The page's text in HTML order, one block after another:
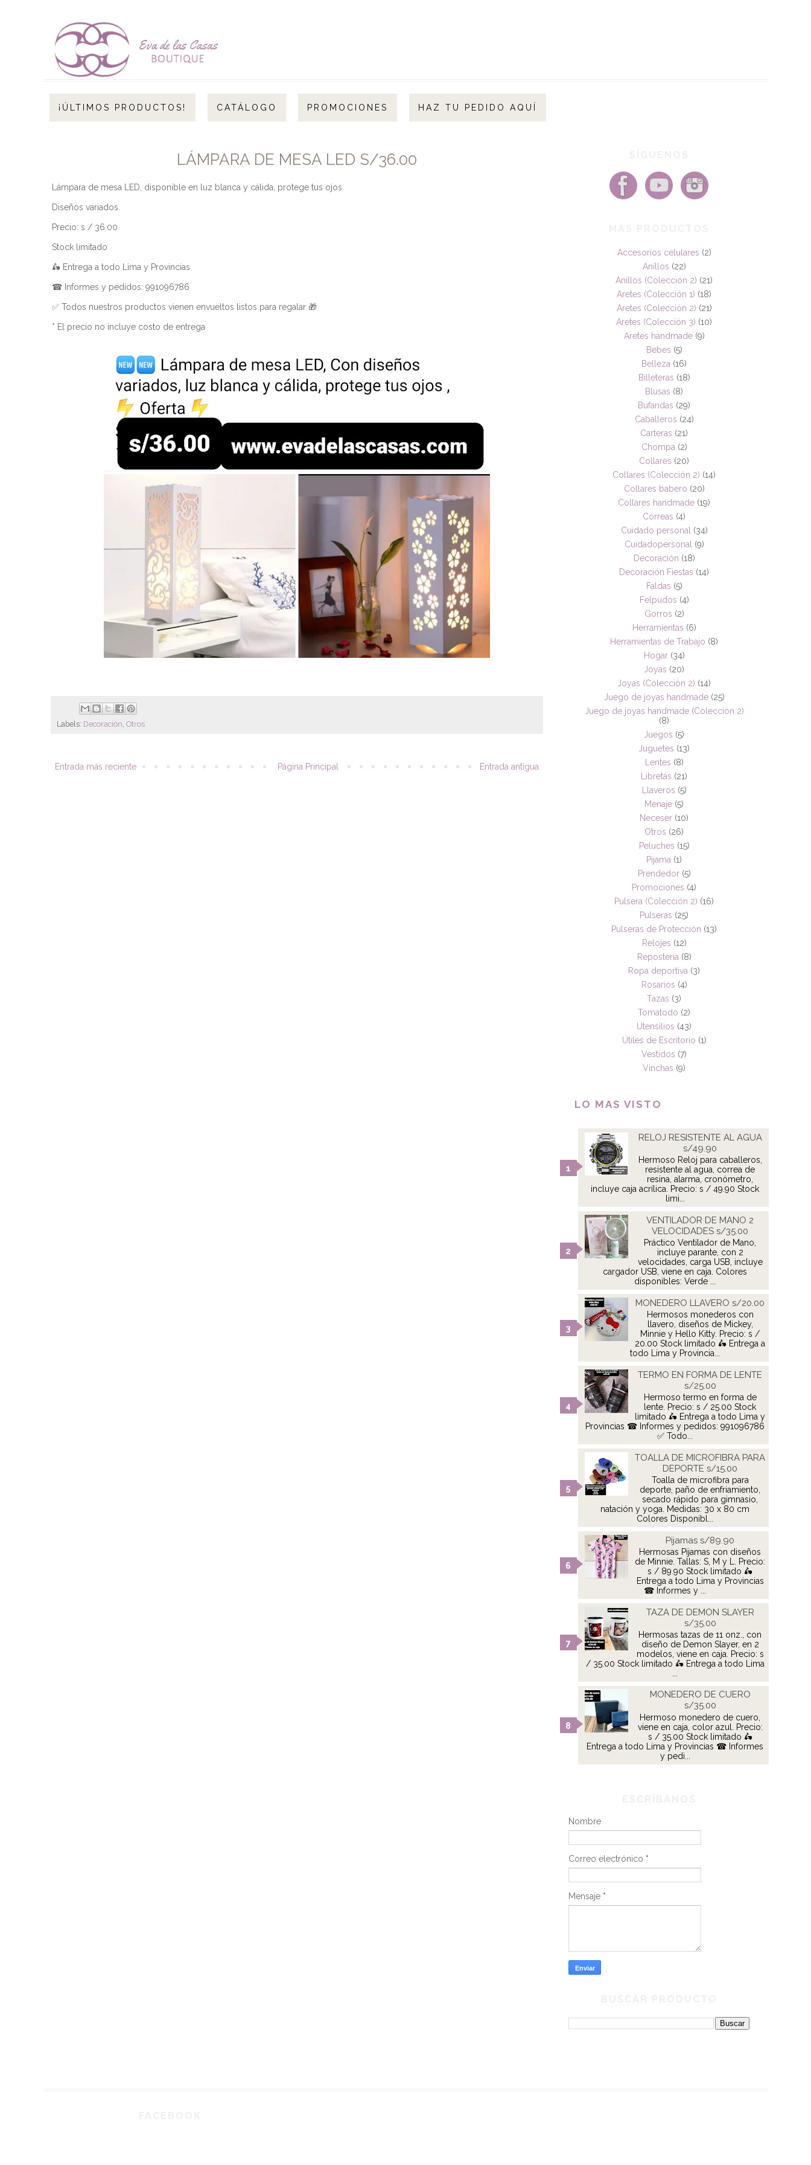
¡ÚLTIMOS PRODUCTOS! CATÁLOGO PROMOCIONES HAZ TU PEDIDO AQUÍ
LÁMPARA DE MESA LED S/36.00
Lámpara de mesa LED, disponible en luz blanca y cálida, protege tus ojos.
Diseños variados.
Precio: s / 36.00
Stock limitado
🛵 Entrega a todo Lima y Provincias
☎ Informes y pedidos: 991096786
✅ Todos nuestros productos vienen envueltos listos para regalar 🎁
* El precio no incluye costo de entrega
Labels: Decoración, Otros
Entrada más reciente Entrada antigua
Página Principal
Accesorios celulares (2)
Anillos (22)
Anillos (Colección 2) (21)
Aretes (Colección 1) (18)
Aretes (Colección 2) (21)
Aretes (Colección 3) (10)
Aretes handmade (9)
Bebes (5)
Belleza (16)
Billeteras (18)
Blusas (8)
Bufandas (29)
Caballeros (24)
Carteras (21)
Chompa (2)
Collares (20)
Collares (Colección 2) (14)
Collares babero (20)
Collares handmade (19)
Correas (4)
Cuidado personal (34)
Cuidadopersonal (9)
Decoración (18)
Decoración Fiestas (14)
Faldas (5)
Felpudos (4)
Gorros (2)
Herramientas (6)
Herramientas de Trabajo (8)
Hogar (34)
Joyas (20)
Joyas (Colección 2) (14)
Juego de joyas handmade (25)
Juego de joyas handmade (Colección 2)
(8)
Juegos (5)
Juguetes (13)
Lentes (8)
Libretas (21)
Llaveros (5)
Menaje (5)
Neceser (10)
Otros (26)
Peluches (15)
Pijama (1)
Prendedor (5)
Promociones (4)
Pulsera (Colección 2) (16)
Pulseras (25)
Pulseras de Protección (13)
Relojes (12)
Reposteria (8)
Ropa deportiva (3)
Rosarios (4)
Tazas (3)
Tomatodo (2)
Utensilios (43)
Útiles de Escritorio (1)
Vestidos (7)
Vinchas (9)
LO MAS VISTO
RELOJ RESISTENTE AL AGUA
s/49.90
Hermoso Reloj para caballeros,
resistente al agua, correa de
resina, alarma, cronómetro,
incluye caja acrílica. Precio: s / 49.90 Stock
limi...
VENTILADOR DE MANO 2
VELOCIDADES s/35.00
Práctico Ventilador de Mano,
incluye parante, con 2
velocidades, carga USB, incluye
cargador USB, viene en caja. Colores
disponibles: Verde ...
MONEDERO LLAVERO s/20.00
Hermosos monederos con
llavero, diseños de Mickey,
Minnie y Hello Kitty. Precio: s /
20.00 Stock limitado 🛵 Entrega a
todo Lima y Provincia...
TERMO EN FORMA DE LENTE
s/25.00
Hermoso termo en forma de
lente. Precio: s / 25.00 Stock
limitado 🛵 Entrega a todo Lima y
Provincias ☎ Informes y pedidos: 991096786
✅ Todo...
TOALLA DE MICROFIBRA PARA
DEPORTE s/15.00
Toalla de microfibra para
deporte, paño de enfriamiento,
secado rápido para gimnasio,
natación y yoga. Medidas: 30 x 80 cm
Colores Disponibl...
Pijamas s/89.90
Hermosas Pijamas con diseños
de Minnie. Tallas: S, M y L. Precio:
s / 89.90 Stock limitado 🛵
Entrega a todo Lima y Provincias
☎ Informes y ...
TAZA DE DEMON SLAYER
s/35.00
Hermosas tazas de 11 onz., con
diseño de Demon Slayer, en 2
modelos, viene en caja. Precio: s
/ 35.00 Stock limitado 🛵 Entrega a todo Lima
...
MONEDERO DE CUERO
s/35.00
Hermoso monedero de cuero,
viene en caja, color azul. Precio:
s / 35.00 Stock limitado 🛵
Entrega a todo Lima y Provincias ☎ Informes
y pedi...
Nombre
Correo electrónico *
Mensaje *